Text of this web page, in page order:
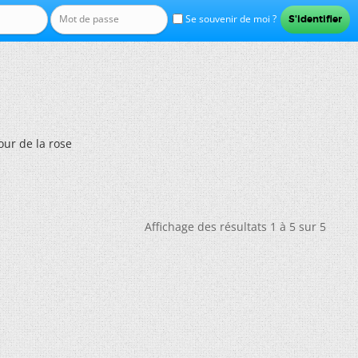
Se souvenir de moi ?
de la rose
Affichage des résultats 1 à 5 sur 5